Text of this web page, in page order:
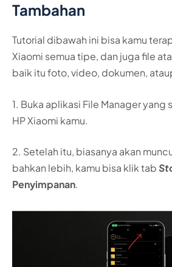
Tambahan
Tutorial dibawah ini bisa kamu
Xiaomi semua tipe, dan juga file
baik itu foto, video, dokumen,
1. Buka aplikasi File Manager yang
HP Xiaomi kamu.
2. Setelah itu, biasanya akan
bahkan lebih, kamu bisa klik tab
Penyimpanan.